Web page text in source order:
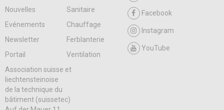
Nouvelles
Sanitaire
Evénements
Chauffage
Newsletter
Ferblanterie
Portail
Ventilation
Facebook
Instagram
YouTube
Association suisse et
liechtensteinoise
de la technique du
bâtiment (suissetec)